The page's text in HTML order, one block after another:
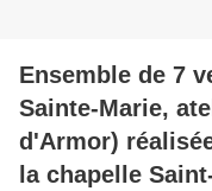
Ensemble de 7
Sainte-Marie,
d'Armor)
la chapelle